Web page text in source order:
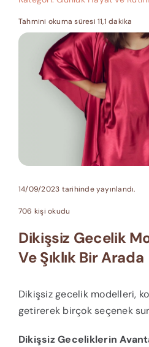
Tahmini okuma süresi 11,1 dakika
14/09/2023 tarihinde yayınlandı.
706 kişi okudu
Dikişsiz Gecelik
Ve Şıklık Bir Arada
Dikişsiz gecelik modelleri,
getirerek birçok seçenek
Dikişsiz Geceliklerin